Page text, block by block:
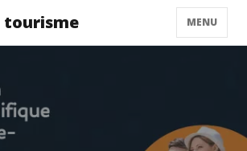
tourisme MENU